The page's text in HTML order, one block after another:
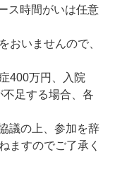
ス時間がいは任意
おいませんので、
400万円、入院
足する場合、各
議の上、参加を辞
ますのでご了承く